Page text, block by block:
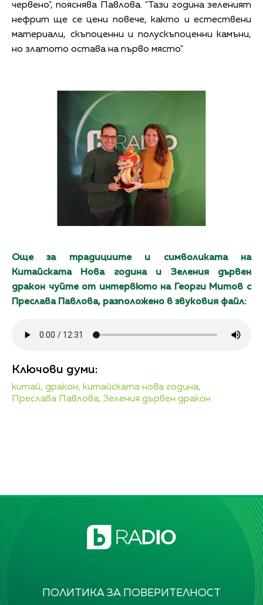
червено", пояснява Павлова. "Тази година зеленият
нефрит ще се цени повече, както и естествени
материали, скъпоценни и полускъпоценни камъни,
но златото остава на първо място".
Още за традициите и символиката на
Китайската Нова година и Зеления дървен
дракон чуйте от интервюто на Георги Митов с
Преслава Павлова, разположено в звуковия файл:
Ключови думи:
китай, дракон, китайската нова година,
Преслава Павлова, Зеления дървен дракон
ПОЛИТИКА ЗА ПОВЕРИТЕЛНОСТ